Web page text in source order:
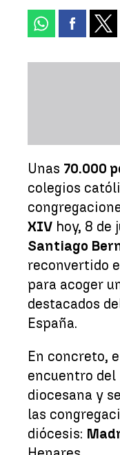
Unas 70.000
colegios
XIV hoy, 8 de
Santiago
reconvertido
para acoger
destacados
España.
En concreto,
encuentro del
diocesana y
las
diócesis: